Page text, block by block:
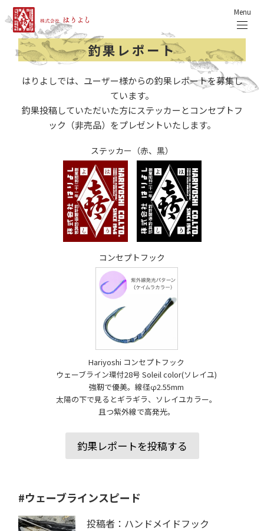
Menu
釣果レポート
はりよしでは、ユーザー様からの釣果レポートを募集し
ています。
釣果投稿していただいた方にステッカーとコンセプトフ
ック（非売品）をプレゼントいたします。
ステッカー（赤、黒）
コンセプトフック
Hariyoshi コンセプトフック
ウェーブライン環付28号 Soleil color(ソレイユ)
強靭で優美。線径φ2.55mm
太陽の下で見るとギラギラ、ソレイユカラー。
且つ紫外線で高発光。
釣果レポートを投稿する
#ウェーブラインスピード
投稿者：ハンドメイドフック